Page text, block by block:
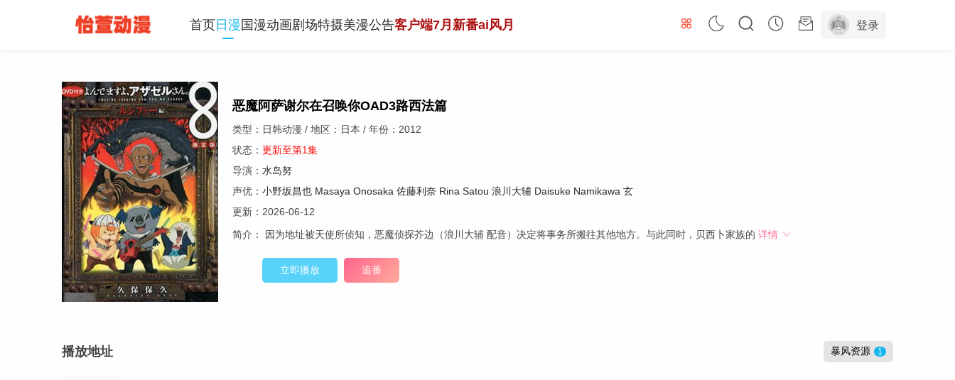
首页日漫 国漫动画剧场特摄美漫公告客户端7月新番ai风月 登录
恶魔阿萨谢尔在召唤你OAD3路西法篇
类型：日韩动漫 / 地区：日本 / 年份：2012
状态： 更新至第1集
导演： 水岛努
声优： 小野坂昌也 Masaya Onosaka 佐藤利奈 Rina Satou 浪川大辅 Daisuke Namikawa 玄
更新：2026-06-12
简介：
因为地址被天使所侦知，恶魔侦探芥边（浪川大辅 配音）决定将事务所搬往其他地方。与此同时，贝西卜家族的 详情
立即播放 追番
播放地址 暴风资源 1